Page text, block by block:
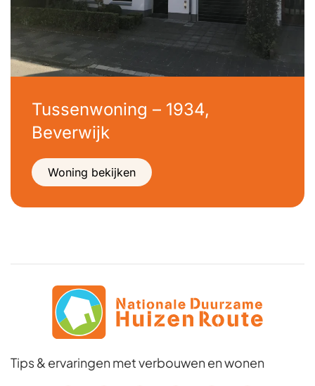
Tussenwoning – 1934,
Beverwijk
Woning bekijken
Tips & ervaringen met verbouwen en wonen